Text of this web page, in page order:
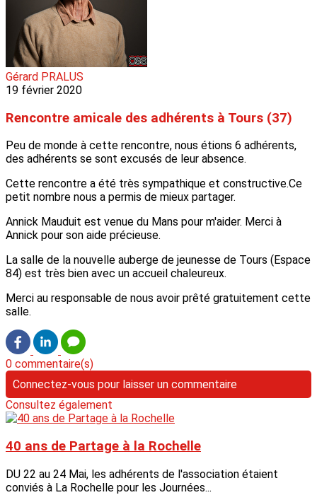
Gérard PRALUS
19 février 2020
Rencontre amicale des adhérents à Tours (37)
Peu de monde à cette rencontre, nous étions 6 adhérents,
des adhérents se sont excusés de leur absence.
Cette rencontre a été très sympathique et constructive.Ce
petit nombre nous a permis de mieux partager.
Annick Mauduit est venue du Mans pour m'aider. Merci à
Annick pour son aide précieuse.
La salle de la nouvelle auberge de jeunesse de Tours (Espace
84) est très bien avec un accueil chaleureux.
Merci au responsable de nous avoir prêté gratuitement cette
salle.
0 commentaire(s)
Connectez-vous pour laisser un commentaire
Consultez également
40 ans de Partage à la Rochelle
DU 22 au 24 Mai, les adhérents de l'association étaient
conviés à La Rochelle pour les Journées...